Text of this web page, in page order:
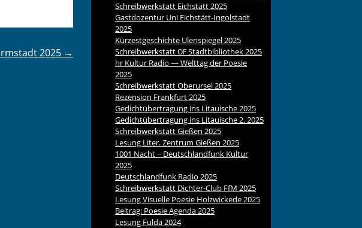
2025 →
Schreibwerkstatt Eichstätt 2025
Gastdozentur Uni Eichstätt-Ingolstadt
2025
Kürzestgeschichte Ulenspiegel 2025
SchreibwerkstattOFStadtbibliothek 2025
hr Kultur Radio — Welttag der Poesie
2025
Schreibwerkstatt Oberursel 2025
Rezension Frankfurt 2025
Gedichtübertragung ins Litauische 2025
Gedichtübertragung ins Litauische 2. 2025
Schreibwerkstatt Gießen 2025
Lesung Liter. Zentrum Gießen 2025
1001 Nacht ~ Deutschlandfunk Kultur
2025
Deutschlandfunk Radio 2025
Schreibwerkstatt Dichter-Club FfM 2025
Lesung Visuelle Poesie Holzwickede 2025
Beitrag: Poesie Agenda 2025
Lesung Fulda 2024